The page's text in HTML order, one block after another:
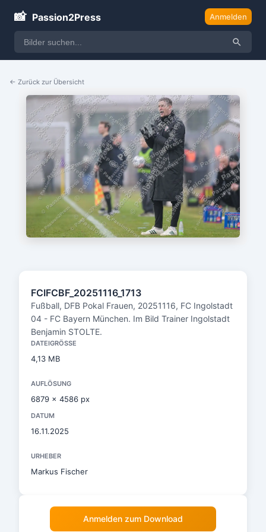
📸 Passion2Press Anmelden
← Zurück zur Übersicht
FCIFCBF_20251116_1713
Fußball, DFB Pokal Frauen, 20251116, FC Ingolstadt
04 - FC Bayern München. Im Bild Trainer Ingolstadt
Benjamin STOLTE.
DATEIGRÖSSE
4,13 MB
AUFLÖSUNG
6879 x 4586 px
DATUM
16.11.2025
URHEBER
Markus Fischer
Anmelden zum Download